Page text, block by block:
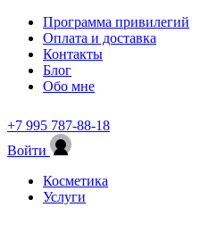
Программа привилегий
Оплата и доставка
Контакты
Блог
Обо мне
+7 995 787-88-18
Войти
Косметика
Услуги